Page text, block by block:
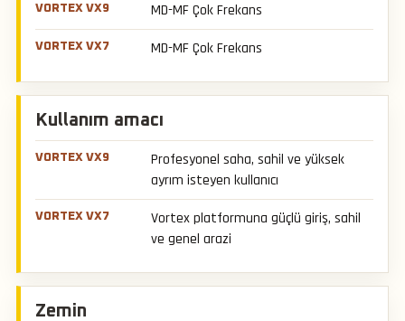
MD-MF Çok Frekans
MD-MF Çok Frekans
Kullanım amacı
Profesyonel saha, sahil ve yüksek
ayrım isteyen kullanıcı
Vortex platformuna güçlü giriş, sahil
ve genel arazi
Zemin